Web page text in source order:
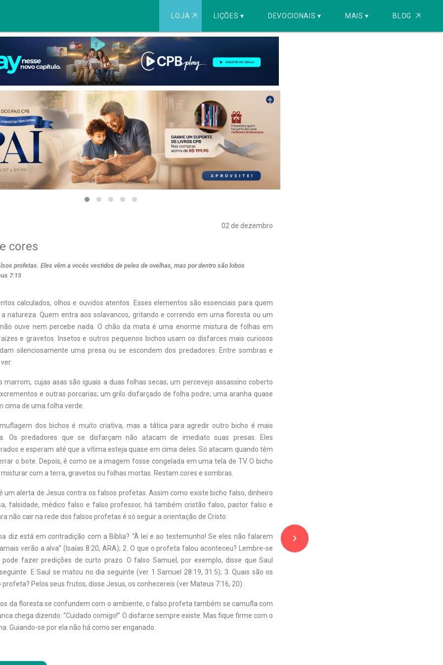
LOJA ⇱ LIÇÕES ▾ DEVOCIONAIS ▾ MAIS ▾ BLOG ⇱
02 de dezembro
cores
profetas. Eles vêm a vocês vestidos de peles de ovelhas, mas por dentro são lobos
7:15
calculados, olhos e ouvidos atentos. Esses elementos são essenciais para quem
natureza. Quem entra aos solavancos, gritando e correndo em uma floresta ou um
ouve nem percebe nada. O chão da mata é uma enorme mistura de folhas em
e gravetos. Insetos e outros pequenos bichos usam os disfarces mais curiosos
silenciosamente uma presa ou se escondem dos predadores. Entre sombras e
marrom, cujas asas são iguais a duas folhas secas; um percevejo assassino coberto
e outras porcarias; um grilo disfarçado de folha podre; uma aranha quase
cima de uma folha verde.
dos bichos é muito criativa, mas a tática para agredir outro bicho é mais
Os predadores que se disfarçam não atacam de imediato suas presas. Eles
e esperam até que a vítima esteja quase em cima deles. Só atacam quando têm
o bote. Depois, é como se a imagem fosse congelada em uma tela de TV. O bicho
com a terra, gravetos ou folhas mortas. Restam cores e sombras.
um alerta de Jesus contra os falsos profetas. Assim como existe bicho falso, dinheiro
falsidade, médico falso e falso professor, há também cristão falso, pastor falso e
não cair na rede dos falsos profetas é só seguir a orientação de Cristo:
diz está em contradição com a Bíblia? “À lei e ao testemunho! Se eles não falarem
verão a alva” (Isaías 8:20, ARA); 2. O que o profeta falou aconteceu? Lembre-se
fazer predições de curto prazo. O falso Samuel, por exemplo, disse que Saul
E Saul se matou no dia seguinte (ver 1 Samuel 28:19, 31:5); 3.Quais são os
Pelos seus frutos, disse Jesus, os conhecereis (ver Mateus 7:16, 20).
da floresta se confundem com o ambiente, o falso profeta também se camufla com
chega dizendo: “Cuidado comigo!” O disfarce sempre existe. Mas fique firme com o
Guiando-se por ela não há como ser enganado.
navigate_next